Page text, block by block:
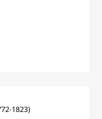
1823)